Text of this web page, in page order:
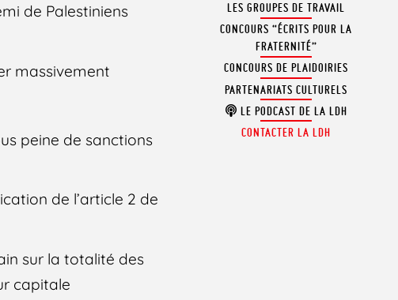
de Palestiniens
massivement
peine de sanctions
de l’article 2 de
sur la totalité des
capitale
LES GROUPES DE TRAVAIL
CONCOURS “ÉCRITS POUR LA
FRATERNITÉ”
CONCOURS DE PLAIDOIRIES
PARTENARIATS CULTURELS
LE PODCAST DE LA LDH
CONTACTER LA LDH